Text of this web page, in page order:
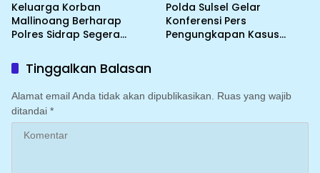
Keluarga Korban
Mallinoang Berharap
Polres Sidrap Segera
Dugaan Pencemaran
Nama Baik di TikTok
Polda Sulsel Gelar
Konferensi Pers
Pengungkapan Kasus
Tinggalkan Balasan
Alamat email Anda tidak akan dipublikasikan.
Ruas yang wajib
ditandai *